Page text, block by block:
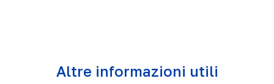
Altre informazioni utili